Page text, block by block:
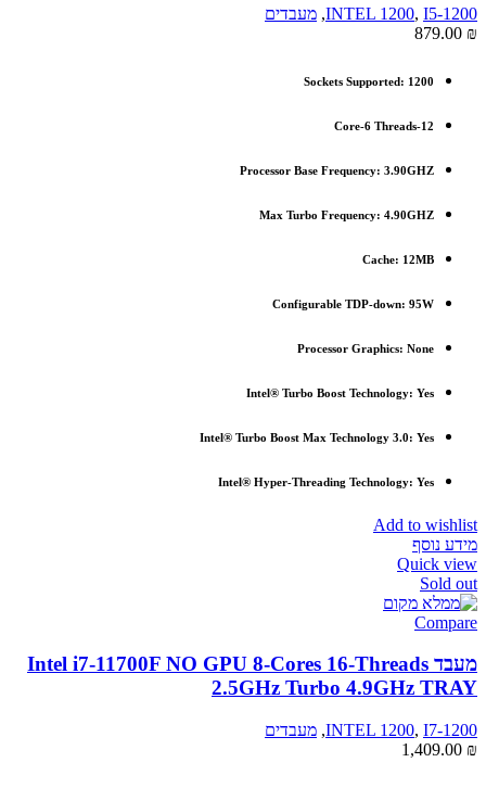
INTEL 1200, I5-1200
, מעבדים
879.00 ₪
Sockets Supported: 1200
Core-6 Threads-12
Processor Base Frequency: 3.90GHZ
Max Turbo Frequency: 4.90GHZ
Cache: 12MB
Configurable TDP-down: 95W
Processor Graphics: None
Intel® Turbo Boost Technology: Yes
Intel® Turbo Boost Max Technology 3.0: Yes
Intel® Hyper-Threading Technology: Yes
Add to wishlist
מידע נוסף
Quick view
Sold out
Compare
מעבד Intel i7-11700F NO GPU 8-Cores 16-Threads
2.5GHz Turbo 4.9GHz TRAY
INTEL 1200, I7-1200
, מעבדים
1,409.00 ₪